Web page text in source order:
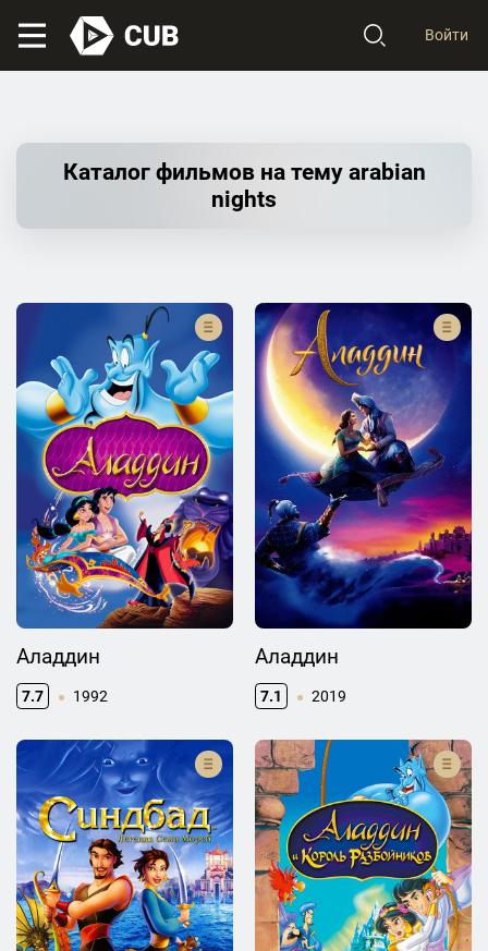
Войти
Каталог фильмов на тему arabian
nights
Аладдин
7.7 1992
Аладдин
7.1 2019